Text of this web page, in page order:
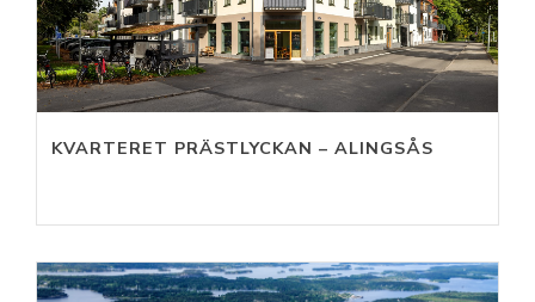
KVARTERET PRÄSTLYCKAN – ALINGSÅS